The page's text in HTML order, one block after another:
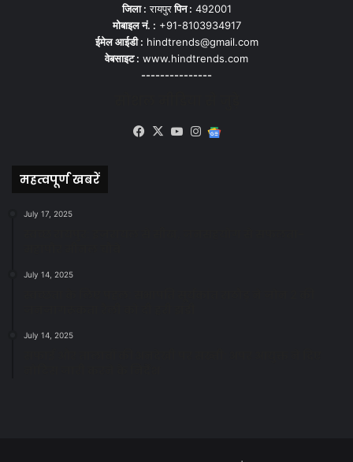
जिला : रायपुरपिन : 492001
मोबाइल नं. : +91-8103934917
ईमेल आईडी : hindtrends@gmail.com
वेबसाइट : www.hindtrends.com
---------------
Facebook
X YouTubeInstagram
महत्वपूर्ण खबरें
July 17, 2025
July 14, 2025
July 14, 2025